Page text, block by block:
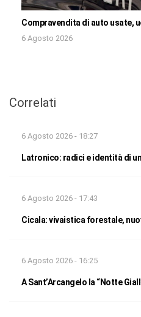
Compravendita di auto usate,
6 Agosto 2026
Correlati
6 Agosto 2026 - 18:27
Latronico: radici e identità di
6 Agosto 2026 - 17:43
Cicala: vivaistica forestale,
6 Agosto 2026 - 16:25
A Sant’Arcangelo la “Notte